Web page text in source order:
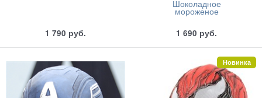
1 790 руб.
Шоколадное
мороженое
1 690 руб.
Новинка